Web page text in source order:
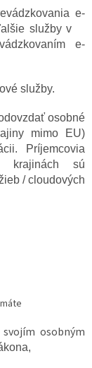
e-
služby v
e-
služby.
osobné
mimo EU)
Príjemcovia
krajinách sú
/ cloudových
osobným